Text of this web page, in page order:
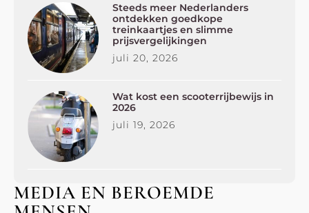
Steeds meer Nederlanders
ontdekken goedkope
treinkaartjes en slimme
prijsvergelijkingen
juli 20, 2026
Wat kost een scooterrijbewijs in
2026
juli 19, 2026
MEDIA EN BEROEMDE